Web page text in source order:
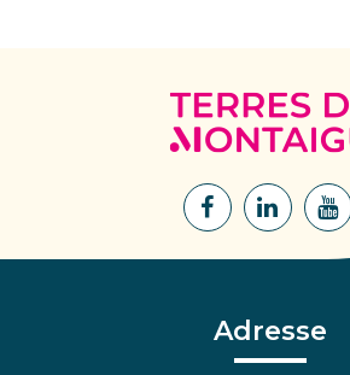
Lien
Facebook
Lien
Adresse